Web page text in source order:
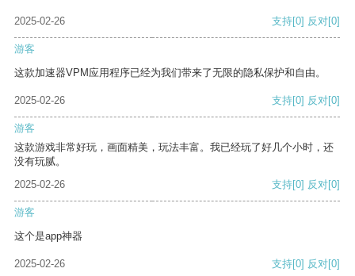
2025-02-26 支持[0] 反对[0]
游客
这款加速器VPM应用程序已经为我们带来了无限的隐私保护和自由。
2025-02-26 支持[0] 反对[0]
游客
这款游戏非常好玩，画面精美，玩法丰富。我已经玩了好几个小时，还
没有玩腻。
2025-02-26
支持[0] 反对[0]
游客
这个是app神器
2025-02-26 支持[0] 反对[0]